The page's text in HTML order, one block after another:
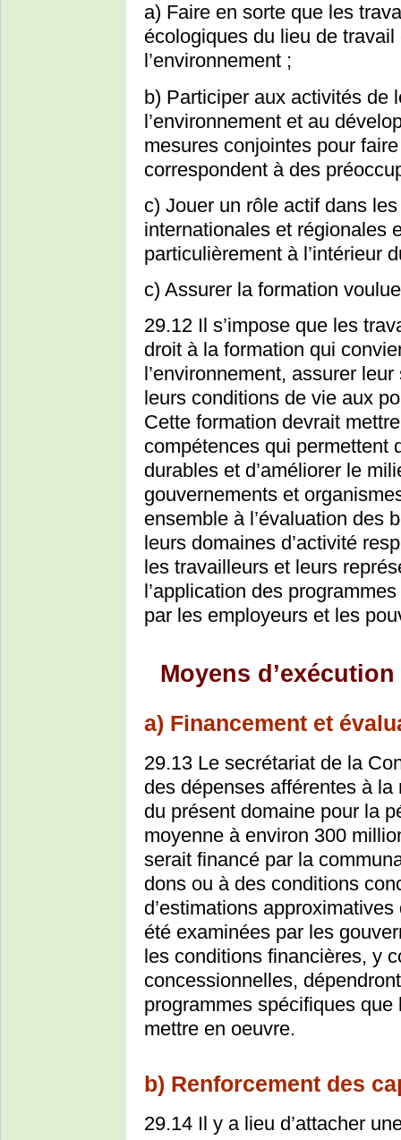
a) Faire en sorte que les
écologiques du lieu de
l’environnement ;
b) Participer aux activités de
l’environnement et au
mesures conjointes pour
correspondent à des
c) Jouer un rôle actif dans
internationales et régionales
particulièrement à l’intérieur
c) Assurer la formation voulue
29.12 Il s’impose que les
droit à la formation qui
l’environnement, assurer
leurs conditions de vie aux
Cette formation devrait
compétences qui permettent
durables et d’améliorer le
gouvernements et
ensemble à l’évaluation des
leurs domaines d’activité
les travailleurs et leurs
l’application des
par les employeurs et les
Moyens d’exécution
a) Financement et
29.13 Le secrétariat de la
des dépenses afférentes à
du présent domaine pour la
moyenne à environ 300
serait financé par la
dons ou à des conditions
d’estimations
été examinées par les
les conditions financières, y
concessionnelles,
programmes spécifiques
mettre en oeuvre.
b) Renforcement des
29.14 Il y a lieu d’attacher